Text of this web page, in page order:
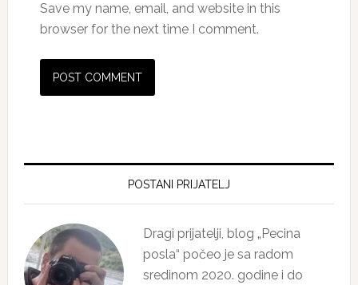
Save my name, email, and website in this
browser for the next time I comment.
Primary
POSTANI PRIJATELJ
Dragi prijatelji, blog „Pecina
posla“ počeo je sa radom
sredinom 2020. godine i do